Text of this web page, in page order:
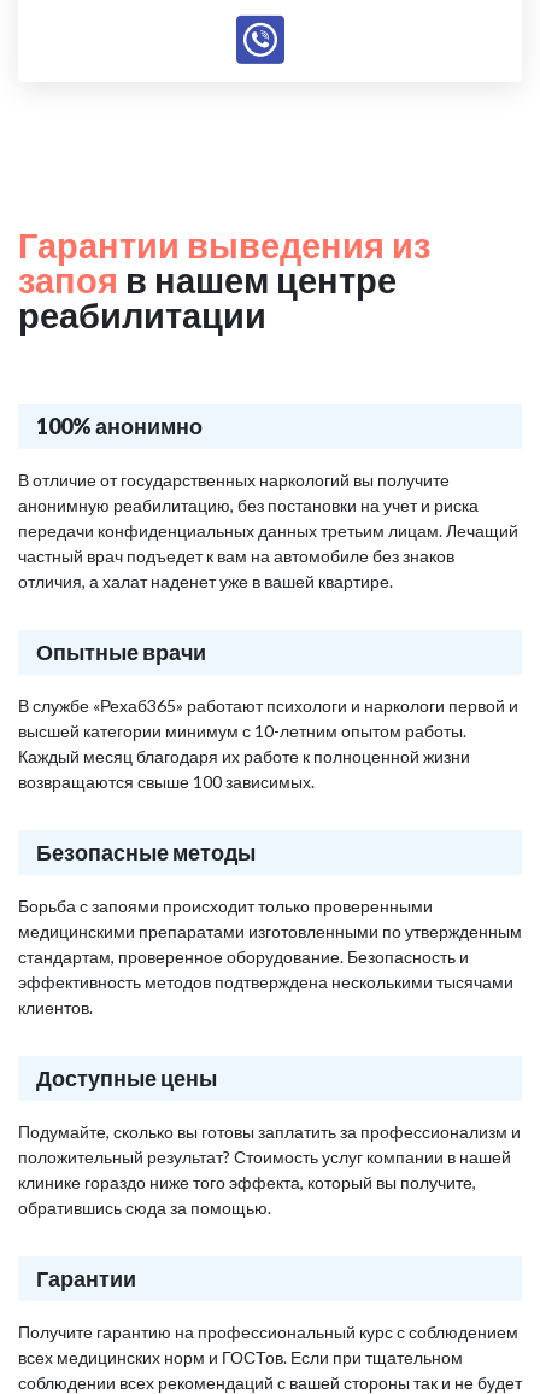
Гарантии выведения из
запоя в нашем центре
реабилитации
100% анонимно
В отличие от государственных наркологий вы получите
анонимную реабилитацию, без постановки на учет и риска
передачи конфиденциальных данных третьим лицам. Лечащий
частный врач подъедет к вам на автомобиле без знаков
отличия, а халат наденет уже в вашей квартире.
Опытные врачи
В службе «Рехаб365» работают психологи и наркологи первой и
высшей категории минимум с 10-летним опытом работы.
Каждый месяц благодаря их работе к полноценной жизни
возвращаются свыше 100 зависимых.
Безопасные методы
Борьба с запоями происходит только проверенными
медицинскими препаратами изготовленными по утвержденным
стандартам, проверенное оборудование. Безопасность и
эффективность методов подтверждена несколькими тысячами
клиентов.
Доступные цены
Подумайте, сколько вы готовы заплатить за профессионализм и
положительный результат? Стоимость услуг компании в нашей
клинике гораздо ниже того эффекта, который вы получите,
обратившись сюда за помощью.
Гарантии
Получите гарантию на профессиональный курс с соблюдением
всех медицинских норм и ГОСТов. Если при тщательном
соблюдении всех рекомендаций с вашей стороны так и не будет